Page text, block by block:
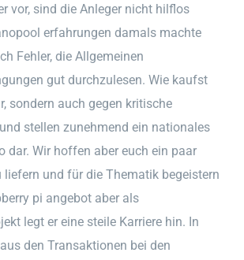
vor, sind die Anleger nicht hilflos
erfahrungen damals machte
Fehler, die Allgemeinen
gut durchzulesen. Wie kaufst
sondern auch gegen kritische
stellen zunehmend ein nationales
dar. Wir hoffen aber euch ein paar
liefern und für die Thematik begeistern
pi angebot aber als
legt er eine steile Karriere hin. In
den Transaktionen bei den